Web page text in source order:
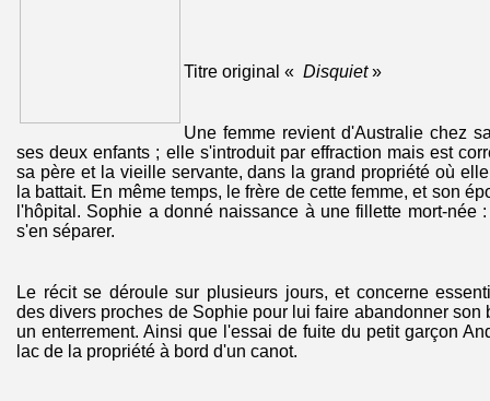
Titre original « Disquiet»
Une femme revient d'Australie chez
ses deux enfants ; elle s'introduit par effraction mais est
sa père et la vieille servante, dans la grand propriété où
la battait. En même temps, le frère de cette femme, et son
l'hôpital. Sophie a donné naissance à une fillette mort-née
s'en séparer.
Le récit se déroule sur plusieurs jours, et concerne
des divers proches de Sophie pour lui faire abandonner son
un enterrement. Ainsi que l'essai de fuite du petit garçon
lac de la propriété à bord d'un canot.